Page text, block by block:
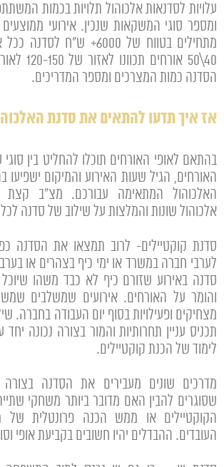
עלויות לסדנאות אלכוהול תלויות בכמות
מתחילים בטווח של 6000+ ש"ח
40\50
הסדנה כמות המצרכים ומספר המדריכים.
אז איך תדעו להתאים את סדנת
בהתאם לאופי האורחים תוכלו להחליט בין סוגי
האורחים, הגיל שעות האירוע והמיקום
האלכוהול המתאימה עבורכם. מצ"ב קצת
אלכוהול שונות והמלצות על שילוב של סדנה לכל
סדנת קוקטיילים- לרוב תמצאו את הסדנה
לערבי חברה במשרד או ימי כיף בצהרים או
סדנה באירוע שזורם כיף לא כבד משהו שיוכל
והומר על האורחים. אירועים שמשלבים שמש
מצחיקים ופעילויות בסוף יום העבודה בחברה.
תכניס עניין תחרותיות והמור בצורה נכונה
לימוד של הכנת קוקטיילים.
מדרכים שונים מעבירים את הסדנה
שסוגרים להבין האם מדובר ביותר משחקי
הקוקטיילים או ממש הכנה פרונטלית של
העובדים. ההבדלים יהיו חשובים בקביעת אופי